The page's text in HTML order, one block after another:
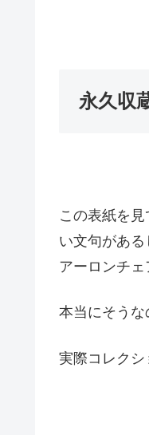
永久収
この表紙を
い文句がある
アーロンチェ
本当にそうな
実際コレクシ